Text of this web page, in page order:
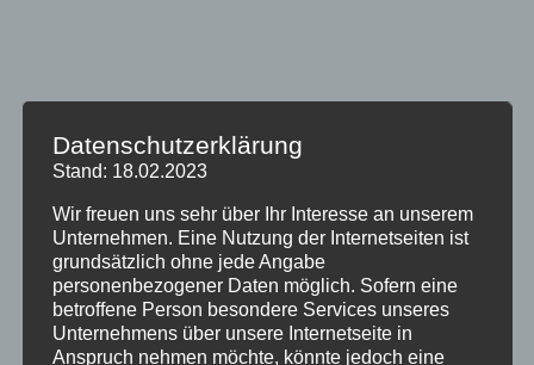
:-/
Es ist ein Fehler aufgetreten...
Datenschutzerklärung
Stand: 18.02.2023
Wir freuen uns sehr über Ihr Interesse an unserem
Unternehmen. Eine Nutzung der Internetseiten ist
grundsätzlich ohne jede Angabe
personenbezogener Daten möglich. Sofern eine
betroffene Person besondere Services unseres
Unternehmens über unsere Internetseite in
Anspruch nehmen möchte, könnte jedoch eine